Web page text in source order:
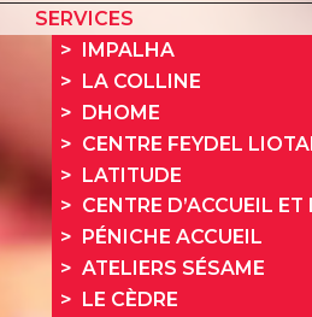
SERVICES
IMPALHA
LA COLLINE
DHOME
CENTRE FEYDEL
LATITUDE
CENTRE D’ACCUEIL ET
PÉNICHE ACCUEIL
ATELIERS SÉSAME
LE CÈDRE